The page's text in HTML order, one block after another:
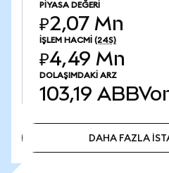
PIYASA DEĞERI
₽2,07 Mn
İŞLEM HACMI (24S)
₽4,49 Mn
DOLAŞIMDAKI ARZ
103,19
DAHA FAZLA